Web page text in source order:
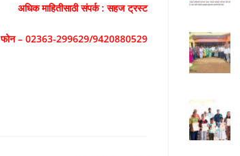
अधिक माहितीसाठी संपर्क : सहज ट्रस्ट
फोन – 02363-299629/9420880529